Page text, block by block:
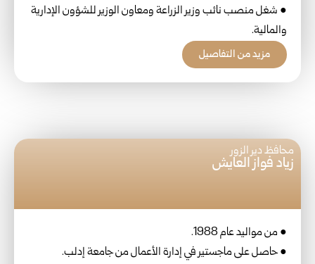
● شغل منصب نائب وزير الزراعة ومعاون الوزير للشؤون الإدارية
والمالية.
مزيد من التفاصيل
محافظ دير الزور
زياد فواز العايش
● من مواليد عام 1988.
● حاصل على ماجستير في إدارة الأعمال من جامعة إدلب.